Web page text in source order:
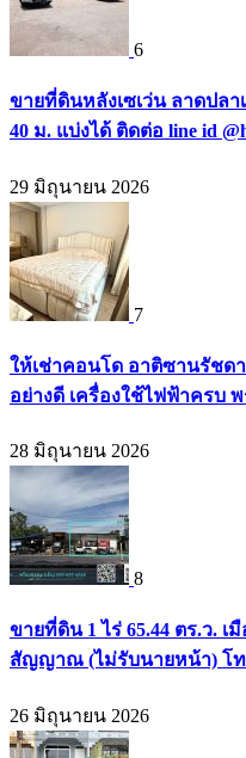
6
ขายที่ดินหลังเซเว่น ลาดปลา
40 ม. แบ่งได้ ติดต่อ line id
29 มิถุนายน 2026
7
ให้เช่าคอนโด อาติซานรัชดา
อย่างดี เครื่องใช้ไฟฟ้าครบ พ
28 มิถุนายน 2026
8
ขายที่ดิน 1 ไร่ 65.44 ตร.ว. เ
สัญญาณ (ไม่รับนายหน้า) โทร
26 มิถุนายน 2026